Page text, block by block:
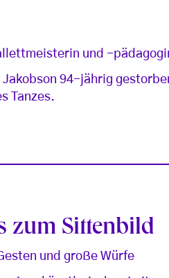
und -
94-jährig
Tanzes.
zum Sittenbild
und große Würfe